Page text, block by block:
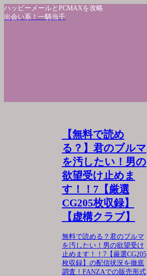
ハッピーメールとPCMAXを攻略
出会い系！一騎当千
【無料で読め
る？】君のブルマ
を汚したい！男の
欲望受け止めま
す！！7【厳選
CG205枚収録】
【虚構クラブ】
無料で読める？君のブルマ
を汚したい！男の欲望受け
止めます！！7【厳選CG205
枚収録】の配信状況を徹底
調査！FANZAでの販売形式